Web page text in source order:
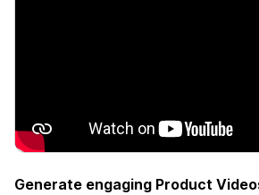
Generate engaging Product